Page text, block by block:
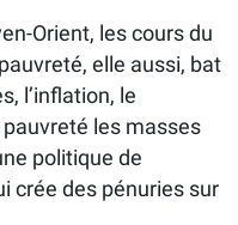
Orient, les cours du
elle aussi, bat
l’inflation, le
les masses
politique de
crée des pénuries sur